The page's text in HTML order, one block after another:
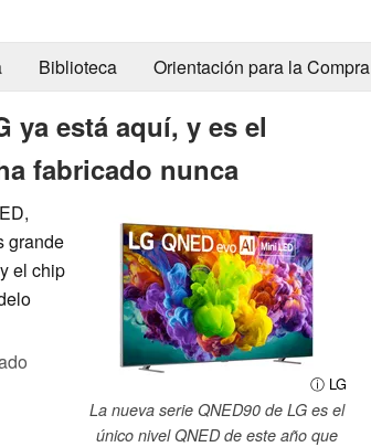
Biblioteca Orientación para la Compra
ya está aquí, y es el
fabricado nunca
ⓘ LG
La nueva serie QNED90 de LG es el
único nivel QNED de este año que
grande
el chip